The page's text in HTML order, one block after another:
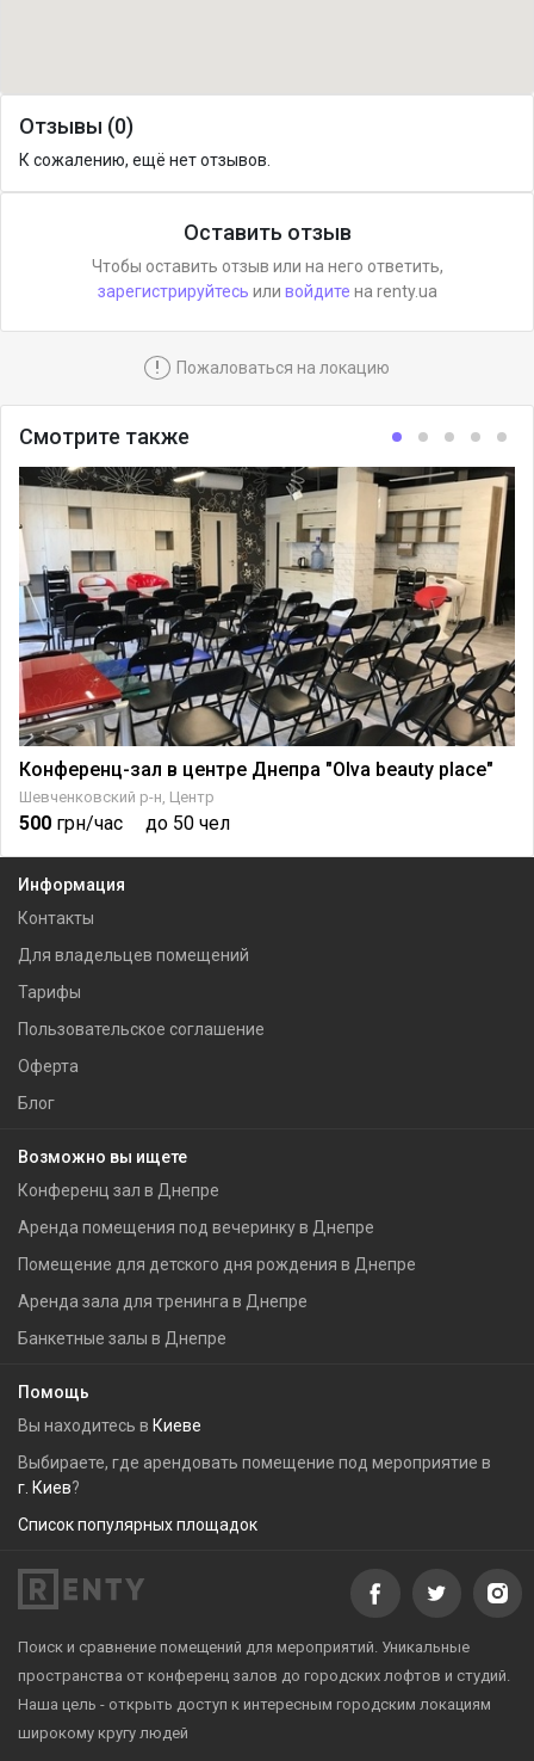
Отзывы (0)
К сожалению, ещё нет отзывов.
Оставить отзыв
Чтобы оставить отзыв или на него ответить,
зарегистрируйтесь или войдите на renty.ua
! Пожаловаться на локацию
Смотрите также
Конференц-зал в центре Днепра "Olva beauty place"
Шевченковский р-н, Центр
500 грн/час до 50 чел
Информация
Контакты
Для владельцев помещений
Тарифы
Пользовательское соглашение
Оферта
Блог
Возможно вы ищете
Конференц зал в Днепре
Аренда помещения под вечеринку в Днепре
Помещение для детского дня рождения в Днепре
Аренда зала для тренинга в Днепре
Банкетные залы в Днепре
Помощь
Вы находитесь в Киеве
Выбираете, где арендовать помещение под мероприятие в
г. Киев?
Список популярных площадок
Поиск и сравнение помещений для мероприятий. Уникальные
пространства от конференц залов до городских лофтов и студий.
Наша цель - открыть доступ к интересным городским локациям
широкому кругу людей